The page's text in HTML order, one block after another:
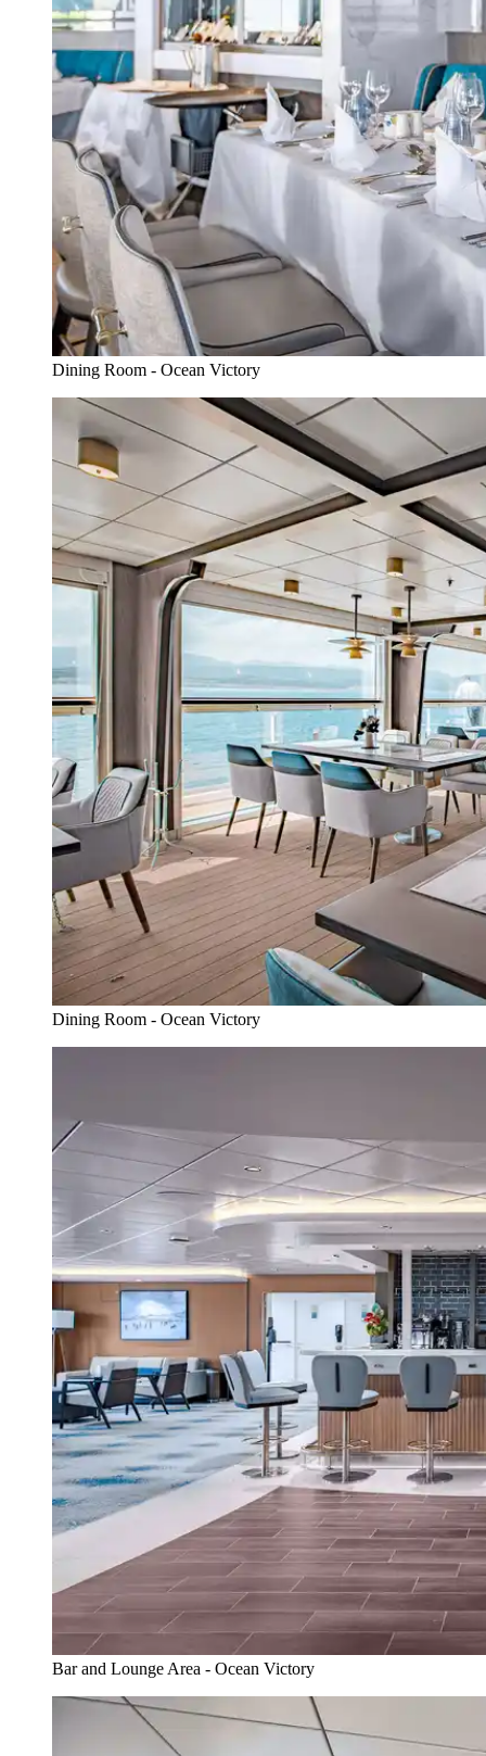
Dining Room - Ocean Victory
Dining Room - Ocean Victory
Bar and Lounge Area - Ocean Victory